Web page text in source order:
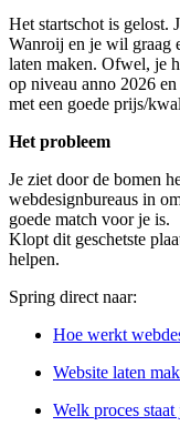
Het startschot is gelost.
Wanroij en je wil graag
laten maken. Ofwel, je
op niveau anno 2026
met een goede prijs/
Het probleem
Je ziet door de bomen
webdesignbureaus in
goede match voor je is.
Klopt dit geschetste
helpen.
Spring direct naar:
Hoe werkt
Website laten
Welk proces